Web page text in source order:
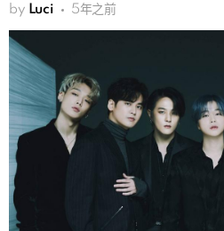
by Luci 5年之前